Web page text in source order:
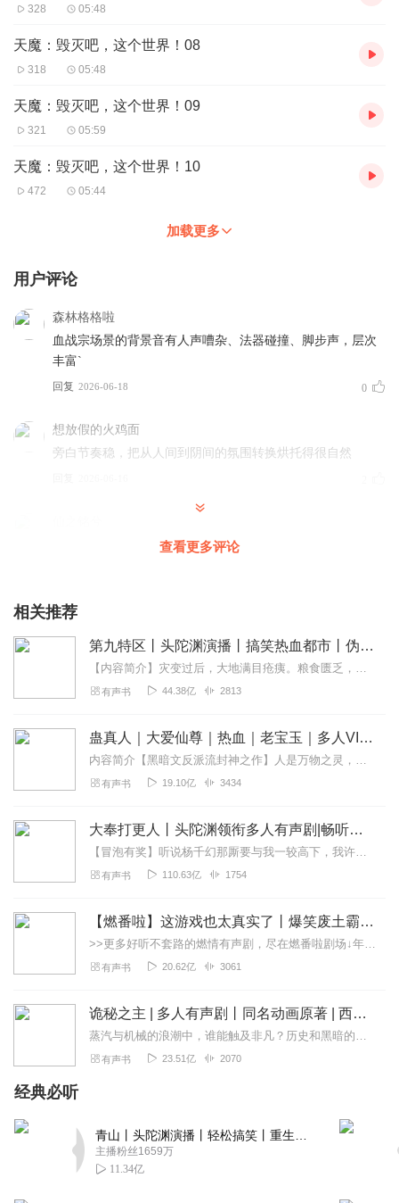
328 05:48
天魔：毁灭吧，这个世界！08
318 05:48
天魔：毁灭吧，这个世界！09
321 05:59
天魔：毁灭吧，这个世界！10
472 05:44
加载更多
用户评论
森林格格啦
血战宗场景的背景音有人声嘈杂、法器碰撞、脚步声，层次
丰富`
回复 2026-06-18 0
想放假的火鸡面
旁白节奏稳，把从人间到阴间的氛围转换烘托得很自然
配角刻画用心，每个人物都立得住
金叶瑧瑧
阎罗到底是不是最终BOSS？目前故事很精彩，格局也打开
了，期待后续情节，期待大结局到底是怎样的。
御浅浅
“自由”作为凌天的道心核心，比“变强”“守护”更高级，立意升
天竺南星
天邪放弃吞噬凌天，说明聪明人懂得敬畏未知的力量
云起听声
轩辕剑灵登场，上古神兵只剩残魂，沧桑感塑造得太好了
绿茶快点死
忘川河十年那段读得太好了，那种绝望中带着执念的感觉听
得想哭
回复 2026-06-16
听友583703057
鬼魂们看到三生石裂缝时的惊呼声，群体反应录制得很真实
查看更多评论
相关推荐
第九特区丨头陀渊演播丨搞笑热血都市丨伪戒丨VIP免费多人有声剧
【内容简介】灾变过后，大地满目疮痍。粮食匮乏，资源紧俏，局势混乱……一位从待规划区杀出来的青年，背对着漫天黄沙，孤身来到九区谋生，却不曾想偶然结识三五好友，一念...
有声书 44.38亿 2813
蛊真人｜大爱仙尊｜热血｜老宝玉｜多人VIP免费有声剧
内容简介【黑暗文反派流封神之作】人是万物之灵，蛊是天地真精。一个穿越者不断重生的故事。一个养蛊、炼蛊、用蛊的奇特世界。配音组（男角色）老宝玉旁白...
有声书 19.10亿 3434
大奉打更人丨头陀渊领衔多人有声剧|畅听全集|王鹤棣、田曦薇主演影视剧原著|卖报小郎君
【冒泡有奖】听说杨千幻那厮要与我一较高下，我许七安要开始装叉了！快进入声音播放页戳下方输入框，冒个泡偷偷告诉我，我要用哪些诗词才能胜过他？说得好的，有赏！202...
有声书 110.63亿 1754
【燃番啦】这游戏也太真实了丨爆笑废土霸榜神作丨紫襟剧社制作
>>更多好听不套路的燃情有声剧，尽在燃番啦剧场↓年度重磅推荐本专辑为VIP免费专辑每天上午10点5集更新，订阅可以听到最新内容哦！每周抽一个专辑五星优质评论送...
有声书 20.62亿 3061
诡秘之主 | 多人有声剧丨同名动画原著 | 西幻克苏鲁 | 乌贼作品
蒸汽与机械的浪潮中，谁能触及非凡？历史和黑暗的迷雾里，又是谁在耳语？我从诡秘中醒来，睁眼看见这个世界：枪械，大炮，巨舰，飞空艇，差分机；魔药，占卜，诅咒，倒吊人...
有声书 23.51亿 2070
经典必听
主播粉丝1659万
11.34亿